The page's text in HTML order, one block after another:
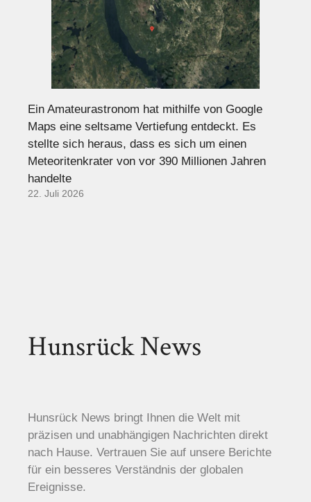
Ein Amateurastronom hat mithilfe von Google
Maps eine seltsame Vertiefung entdeckt. Es
stellte sich heraus, dass es sich um einen
Meteoritenkrater von vor 390 Millionen Jahren
handelte
22. Juli 2026
Hunsrück News
Hunsrück News bringt Ihnen die Welt mit
präzisen und unabhängigen Nachrichten direkt
nach Hause. Vertrauen Sie auf unsere Berichte
für ein besseres Verständnis der globalen
Ereignisse.